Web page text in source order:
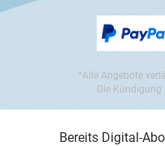
*Alle Angebote
Die Kündigung
Bereits Digital-